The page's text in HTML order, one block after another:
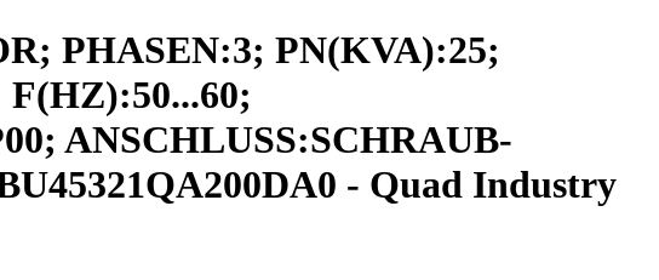
PHASEN:3; PN(KVA):25;
ANSCHLUSS:SCHRAUB-
- Quad Industry